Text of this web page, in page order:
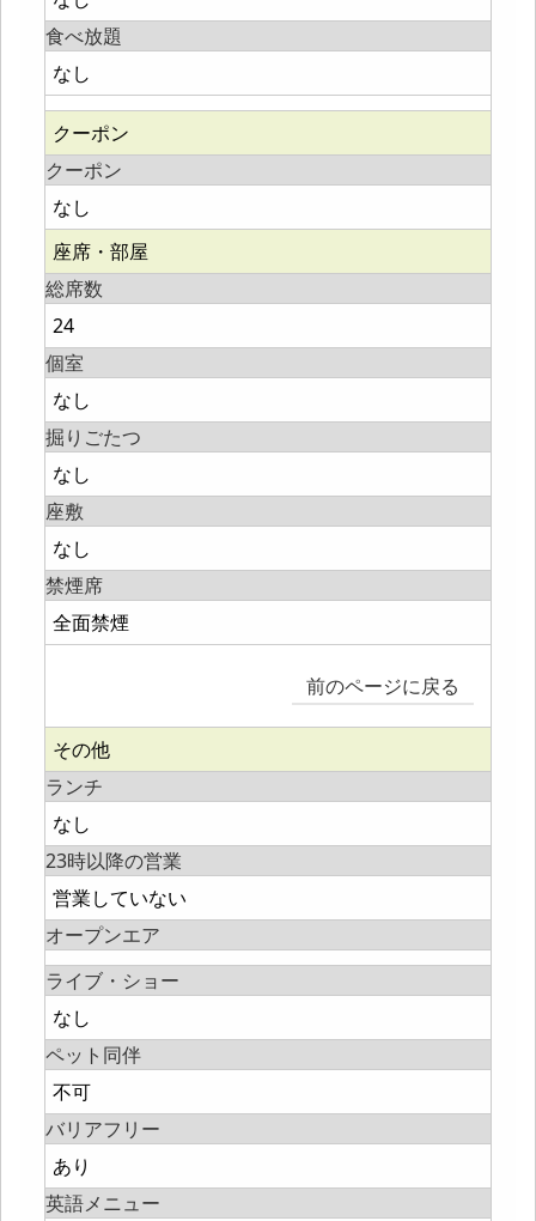
食べ放題
なし
クーポン
クーポン
なし
座席・部屋
総席数
24
個室
なし
掘りごたつ
なし
座敷
なし
禁煙席
全面禁煙
前のページに戻る
その他
ランチ
なし
23時以降の営業
営業していない
オープンエア
ライブ・ショー
なし
ペット同伴
不可
バリアフリー
あり
英語メニュー